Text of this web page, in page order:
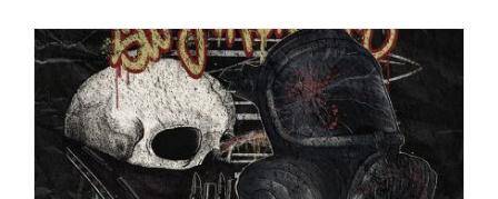
12典禮公布表演嘉賓 血肉果汁機將與FUTURE
AFTER A SECOND首度「雙金」共演"